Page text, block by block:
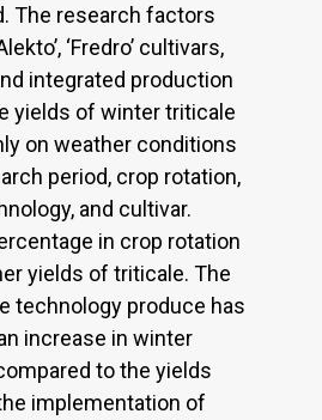
The research factors
‘Fredro’ cultivars,
integrated production
yields of winter triticale
on weather conditions
period, crop rotation,
and cultivar.
in crop rotation
yields of triticale. The
technology produce has
increase in winter
to the yields
implementation of